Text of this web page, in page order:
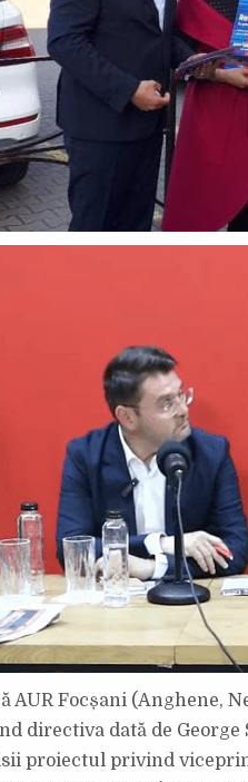
AUR Focșani (Anghene,
directiva dată de
proiectul privind